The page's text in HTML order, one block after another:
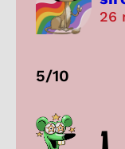
26
5/10
1